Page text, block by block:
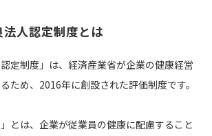
人認定制度とは
認定制度」は、経済産業省が企業の健康経営
ため、2016年に創設された評価制度です。
とは、企業が従業員の健康に配慮すること